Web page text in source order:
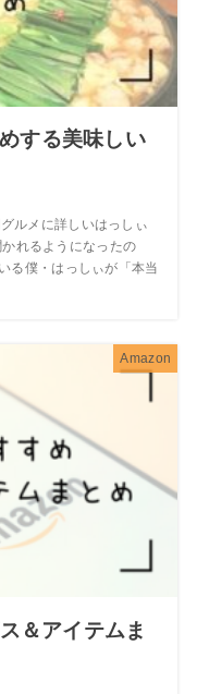
する美味しい
ルメに詳しいはっしぃ
れるようになったの
る僕・はっしぃが「本当
Amazon
＆アイテムま